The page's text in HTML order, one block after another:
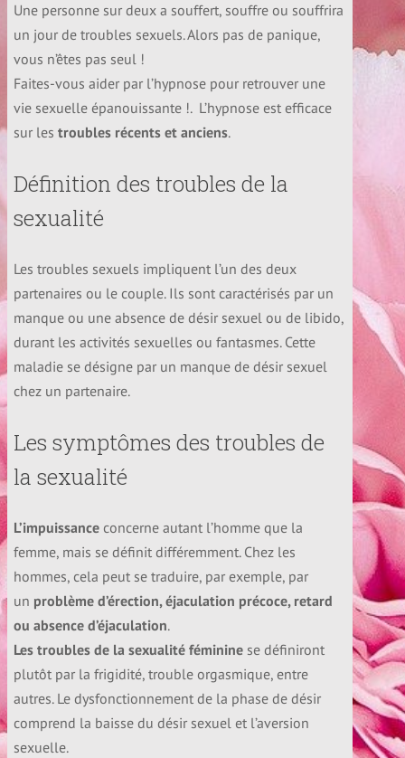
Historique rapide de l’hypnose
Comprendre l’hypnose
Pourquoi essayer l’hypnose
Domaines d’application
Conférence découverte de l’hypnose et auto-hypnose
Déroulement d’une séance d’hypnose
Tarifs
Charte de déontologie
Partagez votre expérience
Les applications
Addictions et hypnose
Arrêter de fumer
Troubles alimentaires et hypnose
Dépression et hypnose
Suicide et Hypnose
Angoisses et hypnose
Stress et hypnose
Peur et hypnose
Esprit conscient et inconscient
1 – Le cerveau
2 – Les niveaux de conscience
3 – Le processus de l’apprentissage
4 – Le processus décisionnel
5 – Savez-vous comment vous pensez ?
6 – Que s’est-il passé pendant que vous dormiez ?
LES FORMATIONS
Une personne sur deux a souffert, souffre ou souffrira
un jour de troubles sexuels. Alors pas de panique,
vous n’êtes pas seul !
Faites-vous aider par l’hypnose pour retrouver une
vie sexuelle épanouissante !. L’hypnose est efficace
sur lestroubles récents et anciens.
Définition des troubles de la
sexualité
Les troubles sexuels impliquent l’un des deux
partenaires ou le couple. Ils sont caractérisés par un
manque ou une absence de désir sexuel ou de libido,
durant les activités sexuelles ou fantasmes. Cette
maladie se désigne par un manque de désir sexuel
chez un partenaire.
Les symptômes des troubles de
la sexualité
L’impuissance concerne autant l’homme que la
femme, mais se définit différemment. Chez les
hommes, cela peut se traduire, par exemple, par
un problème d’érection, éjaculation précoce, retard
ou absence d’éjaculation.
Les troubles de la sexualité fémininese définiront
plutôt par la frigidité, trouble orgasmique, entre
autres. Le dysfonctionnement de la phase de désir
comprend la baisse du désir sexuel et l’aversion
sexuelle.